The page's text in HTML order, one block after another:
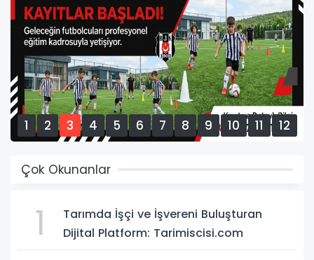
1 2 3 4 5 6 7 8 9 10 11
12
Çok Okunanlar
1
Tarımda İşçi ve İşvereni Buluşturan
Dijital Platform: Tarimiscisi.com